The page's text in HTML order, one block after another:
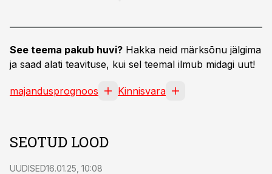
See teema pakub huvi? Hakka neid märksõnu jälgima
ja saad alati teavituse, kui sel teemal ilmub midagi uut!
majandusprognoos Kinnisvara
SEOTUD LOOD
UUDISED16.01.25, 10:08